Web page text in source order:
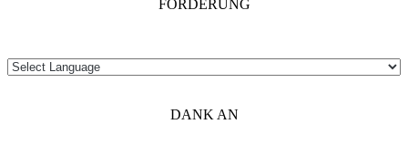
FÖRDERUNG
DANK AN